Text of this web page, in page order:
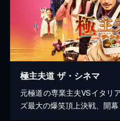
極主夫道 ザ・シネマ
元極道の専業主夫VSイタリ
ズ最大の爆笑頂上決戦、開幕